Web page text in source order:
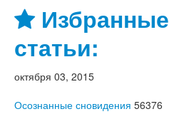
Избранные
статьи:
октября 03, 2015
Осознанные сновидения 56376